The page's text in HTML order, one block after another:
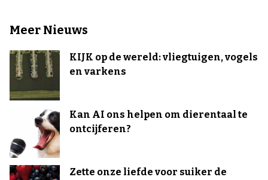
Meer Nieuws
KIJK op de wereld: vliegtuigen, vogels
en varkens
Kan AI ons helpen om dierentaal te
ontcijferen?
Zette onze liefde voor suiker de